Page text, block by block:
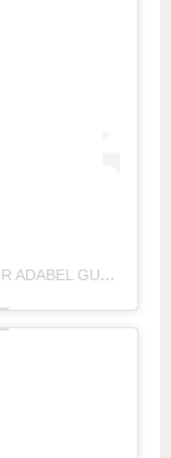
UNA PUBLICACIÓN COMPARTIDA POR ADABEL GUERRERO (@ADABELGUERRERO)